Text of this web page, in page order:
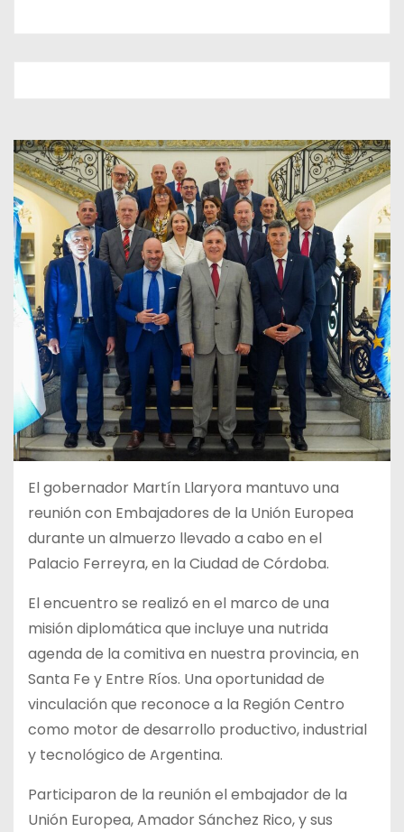
El gobernador Martín Llaryora mantuvo una
reunión con Embajadores de la Unión Europea
durante un almuerzo llevado a cabo en el
Palacio Ferreyra, en la Ciudad de Córdoba.
El encuentro se realizó en el marco de una
misión diplomática que incluye una nutrida
agenda de la comitiva en nuestra provincia, en
Santa Fe y Entre Ríos. Una oportunidad de
vinculación que reconoce a la Región Centro
como motor de desarrollo productivo, industrial
y tecnológico de Argentina.
Participaron de la reunión el embajador de la
Unión Europea, Amador Sánchez Rico, y sus